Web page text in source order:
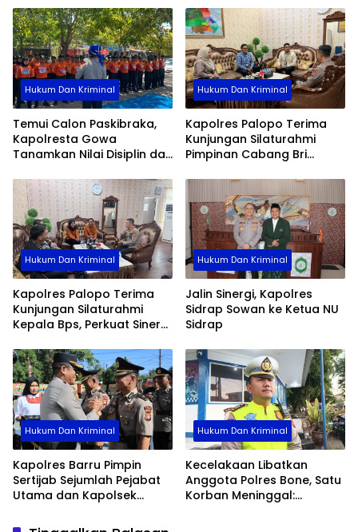
Hukum Dan Kriminal
Temui Calon Paskibraka,
Kapolresta Gowa
Tanamkan Nilai Disiplin dan
Hukum Dan Kriminal
Kapolres Palopo Terima
Kunjungan Silaturahmi
Pimpinan Cabang Bri
Hukum Dan Kriminal
Kapolres Palopo Terima
Kunjungan Silaturahmi
Kepala Bps, Perkuat Sinergi
Hukum Dan Kriminal
Jalin Sinergi, Kapolres
Sidrap Sowan ke Ketua NU
Sidrap
Hukum Dan Kriminal
Kapolres Barru Pimpin
Sertijab Sejumlah Pejabat
Utama dan Kapolsek
Organisasi
Hukum Dan Kriminal
Kecelakaan Libatkan
Anggota Polres Bone, Satu
Korban Meninggal: